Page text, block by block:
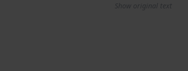
Show original text